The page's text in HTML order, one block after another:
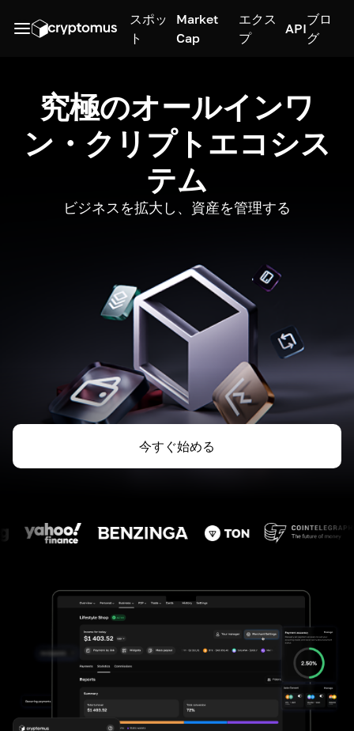
スポッ
ト
Market
Cap
エクス
プ
API
ブロ
グ
究極のオールインワ
ン・クリプトエコシス
テム
ビジネスを拡大し、資産を管理する
今すぐ始める